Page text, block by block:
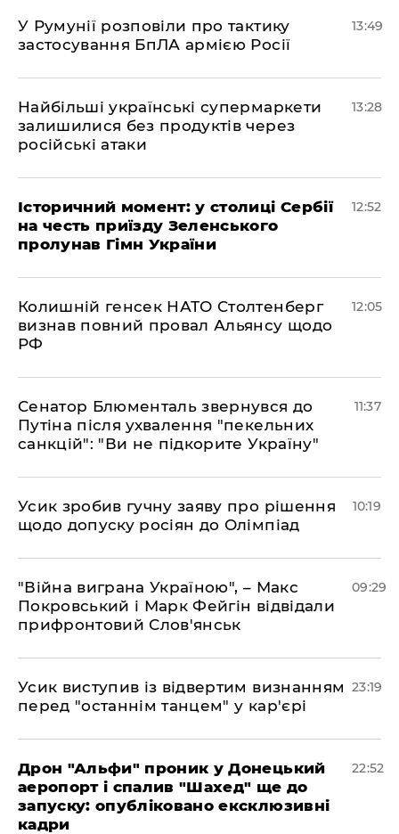
У Румунії розповіли про тактику
застосування БпЛА армією Росії
13:49
Найбільші українські супермаркети
залишилися без продуктів через
російські атаки
13:28
Історичний момент: у столиці Сербії
на честь приїзду Зеленського
пролунав Гімн України
12:52
Колишній генсек НАТО Столтенберг
визнав повний провал Альянсу щодо
РФ
12:05
Сенатор Блюменталь звернувся до
Путіна після ухвалення "пекельних
санкцій": "Ви не підкорите Україну"
11:37
Усик зробив гучну заяву про рішення
щодо допуску росіян до Олімпіад
10:19
"Війна виграна Україною", – Макс
Покровський і Марк Фейгін відвідали
прифронтовий Слов'янськ
09:29
​Усик виступив із відвертим визнанням
перед "останнім танцем" у кар'єрі
23:19
​Дрон "Альфи" проник у Донецький
аеропорт і спалив "Шахед" ще до
запуску: опубліковано ексклюзивні
кадри
22:52